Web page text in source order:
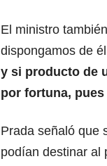
El ministro
dispongamos de
y si producto de
por fortuna,
Prada señaló que
podían destinar al